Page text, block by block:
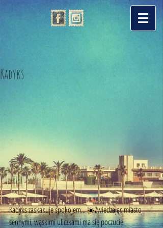
Kadyks
Kadyks zaskakuje spokojem... ☀️Zwiedzając miasto
sennymi, wąskimi uliczkami ma się poczucie